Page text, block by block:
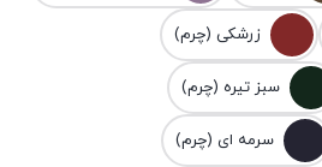
زرشکی (چرم)
سبز تیره (چرم)
سرمه ای (چرم)